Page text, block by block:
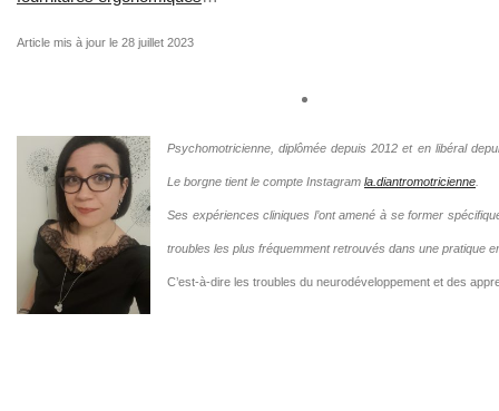
Article mis à jour le 28 juillet 2023
Psychomotricienne, diplômée depuis 2012 et en libéral
Le borgne tient le compte Instagram la.diantromotricienne
Ses expériences cliniques l’ont amené à se former
troubles les plus fréquemment retrouvés dans une pratique
C’est-à-dire les troubles du neurodéveloppement et des